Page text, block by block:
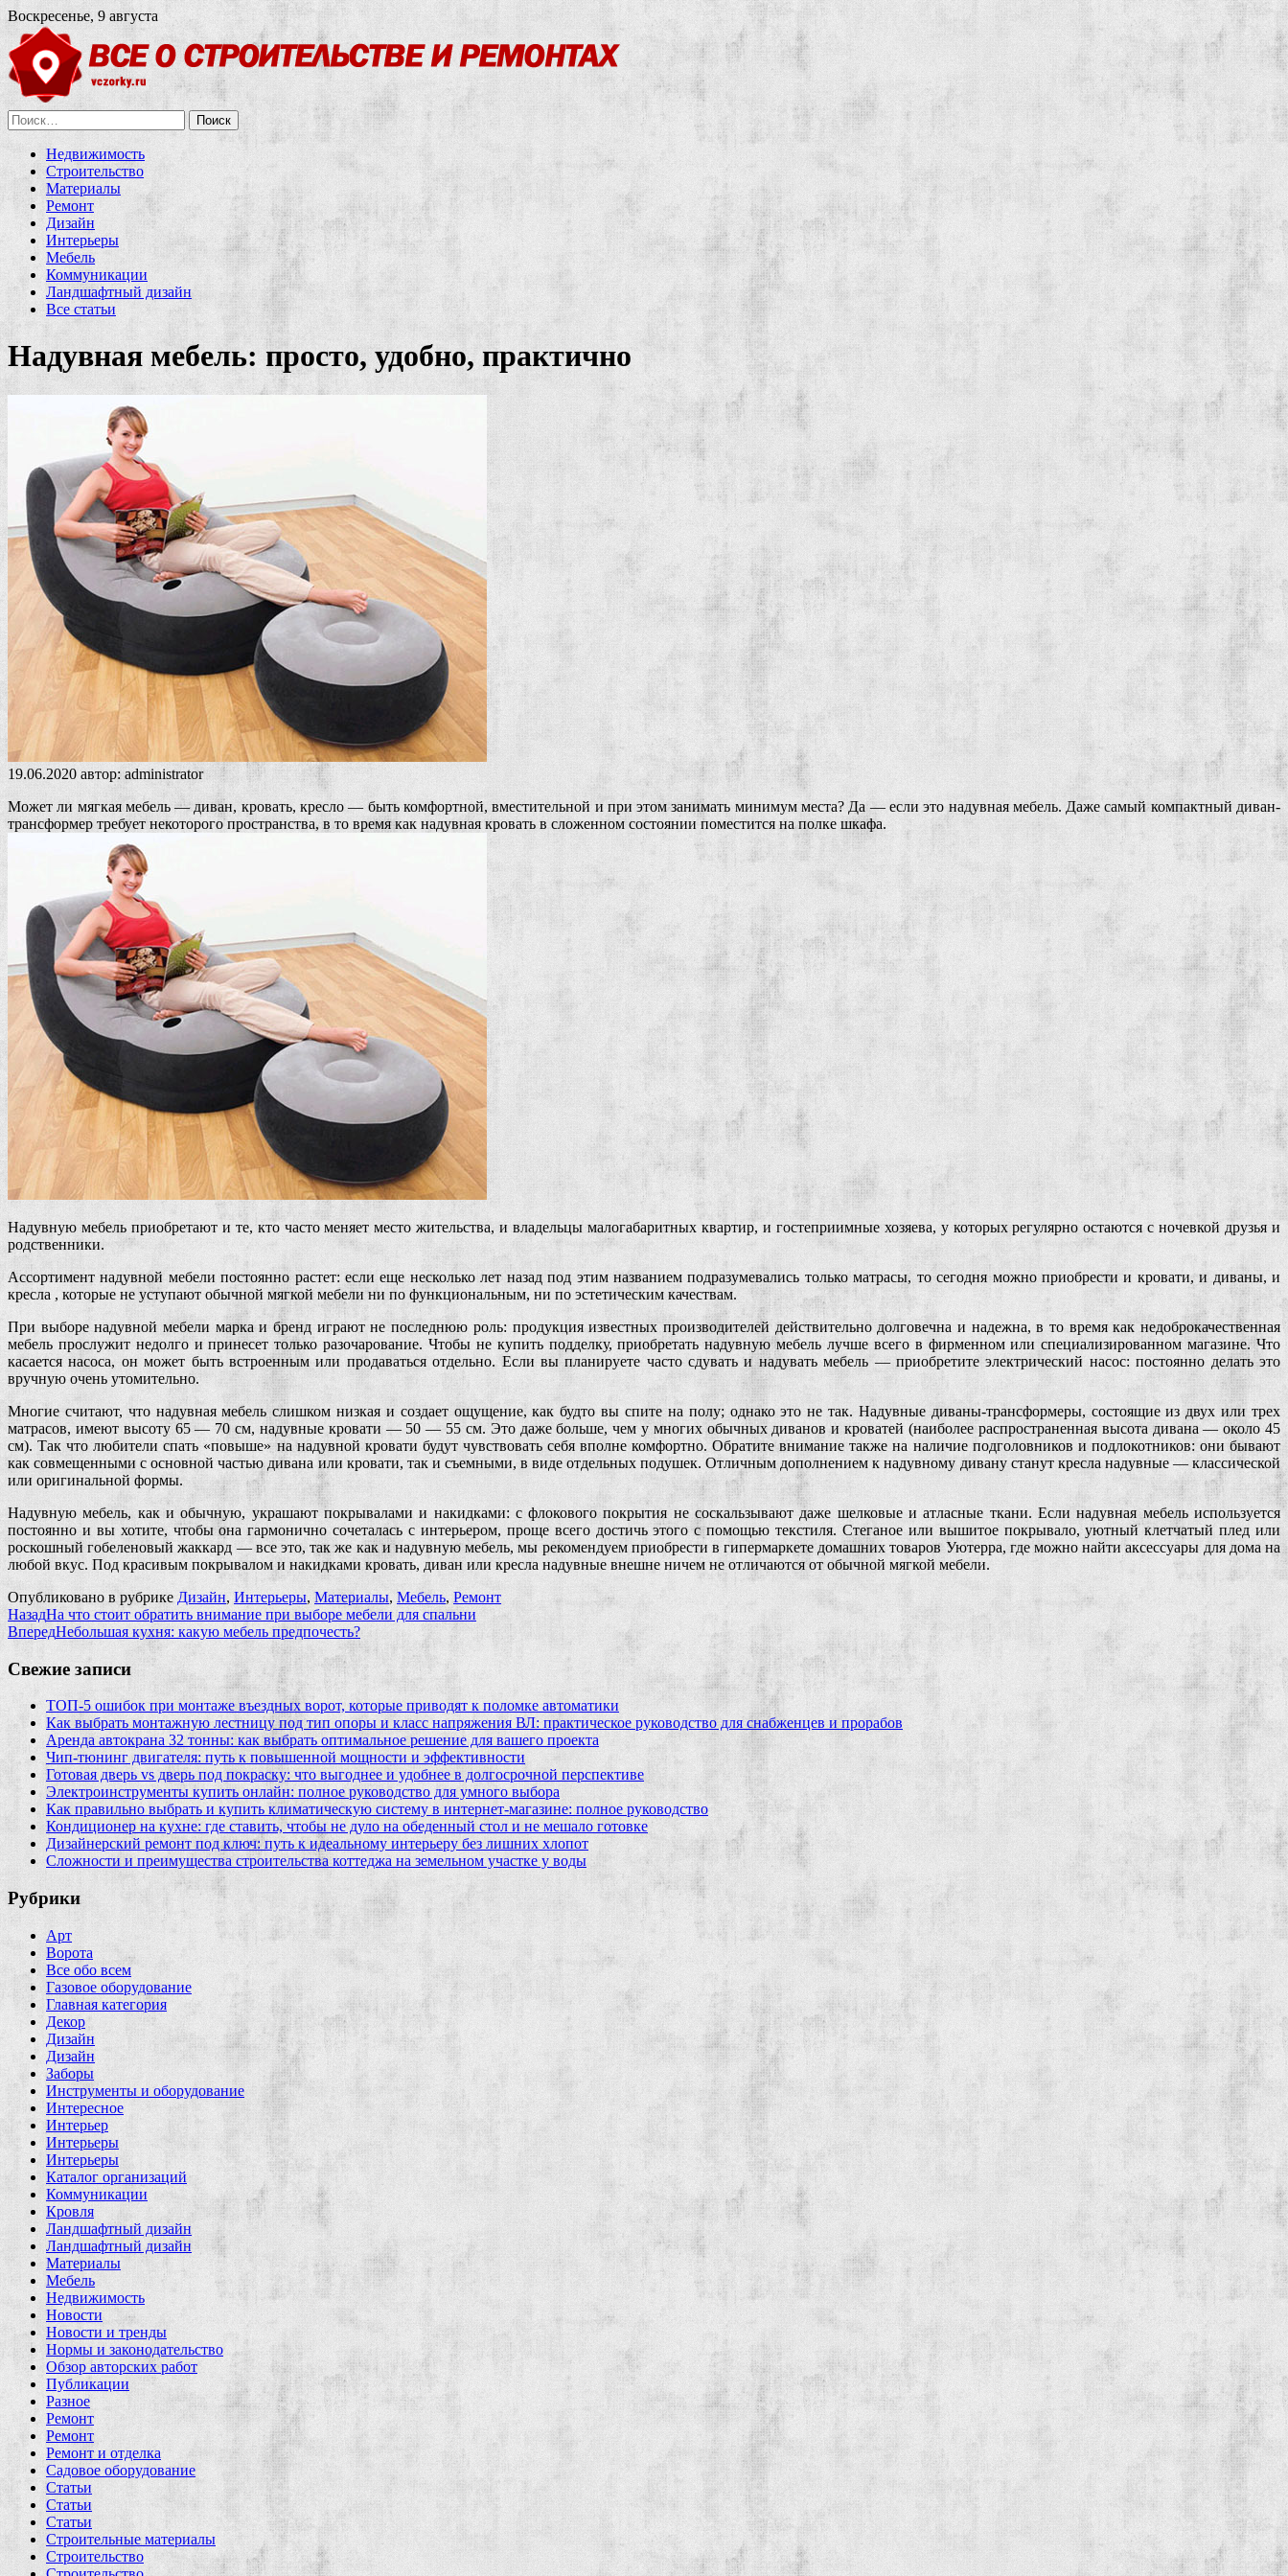
Воскресенье, 9 августа
Найти:
Недвижимость
Строительство
Материалы
Ремонт
Дизайн
Интерьеры
Мебель
Коммуникации
Ландшафтный дизайн
Все статьи
Надувная мебель: просто, удобно, практично
19.06.2020 автор: administrator
Может ли мягкая мебель — диван, кровать, кресло — быть комфортной, вместительной и при этом занимать минимум места? Да — если это надувная мебель. Даже самый компактный диван-
трансформер требует некоторого пространства, в то время как надувная кровать в сложенном состоянии поместится на полке шкафа.
Надувную мебель приобретают и те, кто часто меняет место жительства, и владельцы малогабаритных квартир, и гостеприимные хозяева, у которых регулярно остаются с ночевкой друзья и
родственники.
Ассортимент надувной мебели постоянно растет: если еще несколько лет назад под этим названием подразумевались только матрасы, то сегодня можно приобрести и кровати, и диваны, и
кресла , которые не уступают обычной мягкой мебели ни по функциональным, ни по эстетическим качествам.
При выборе надувной мебели марка и бренд играют не последнюю роль: продукция известных производителей действительно долговечна и надежна, в то время как недоброкачественная
мебель прослужит недолго и принесет только разочарование. Чтобы не купить подделку, приобретать надувную мебель лучше всего в фирменном или специализированном магазине. Что
касается насоса, он может быть встроенным или продаваться отдельно. Если вы планируете часто сдувать и надувать мебель — приобретите электрический насос: постоянно делать это
вручную очень утомительно.
Многие считают, что надувная мебель слишком низкая и создает ощущение, как будто вы спите на полу; однако это не так. Надувные диваны-трансформеры, состоящие из двух или трех
матрасов, имеют высоту 65 — 70 см, надувные кровати — 50 — 55 см. Это даже больше, чем у многих обычных диванов и кроватей (наиболее распространенная высота дивана — около 45
см). Так что любители спать «повыше» на надувной кровати будут чувствовать себя вполне комфортно. Обратите внимание также на наличие подголовников и подлокотников: они бывают
как совмещенными с основной частью дивана или кровати, так и съемными, в виде отдельных подушек. Отличным дополнением к надувному дивану станут кресла надувные — классической
или оригинальной формы.
Надувную мебель, как и обычную, украшают покрывалами и накидками: с флокового покрытия не соскальзывают даже шелковые и атласные ткани. Если надувная мебель используется
постоянно и вы хотите, чтобы она гармонично сочеталась с интерьером, проще всего достичь этого с помощью текстиля. Стеганое или вышитое покрывало, уютный клетчатый плед или
роскошный гобеленовый жаккард — все это, так же как и надувную мебель, мы рекомендуем приобрести в гипермаркете домашних товаров Уютерра, где можно найти аксессуары для дома на
любой вкус. Под красивым покрывалом и накидками кровать, диван или кресла надувные внешне ничем не отличаются от обычной мягкой мебели.
Опубликовано в рубрике Дизайн, Интерьеры, Материалы, Мебель, Ремонт
НазадНа что стоит обратить внимание при выборе мебели для спальни
ВпередНебольшая кухня: какую мебель предпочесть?
Свежие записи
ТОП-5 ошибок при монтаже въездных ворот, которые приводят к поломке автоматики
Как выбрать монтажную лестницу под тип опоры и класс напряжения ВЛ: практическое руководство для снабженцев и прорабов
Аренда автокрана 32 тонны: как выбрать оптимальное решение для вашего проекта
Чип‑тюнинг двигателя: путь к повышенной мощности и эффективности
Готовая дверь vs дверь под покраску: что выгоднее и удобнее в долгосрочной перспективе
Электроинструменты купить онлайн: полное руководство для умного выбора
Как правильно выбрать и купить климатическую систему в интернет‑магазине: полное руководство
Кондиционер на кухне: где ставить, чтобы не дуло на обеденный стол и не мешало готовке
Дизайнерский ремонт под ключ: путь к идеальному интерьеру без лишних хлопот
Сложности и преимущества строительства коттеджа на земельном участке у воды
Рубрики
Арт
Ворота
Все обо всем
Газовое оборудование
Главная категория
Декор
Дизайн
Дизайн
Заборы
Инструменты и оборудование
Интересное
Интерьер
Интерьеры
Интерьеры
Каталог организаций
Коммуникации
Кровля
Ландшафтный дизайн
Ландшафтный дизайн
Материалы
Мебель
Недвижимость
Новости
Новости и тренды
Нормы и законодательство
Обзор авторских работ
Публикации
Разное
Ремонт
Ремонт
Ремонт и отделка
Садовое оборудование
Статьи
Статьи
Статьи
Строительные материалы
Строительство